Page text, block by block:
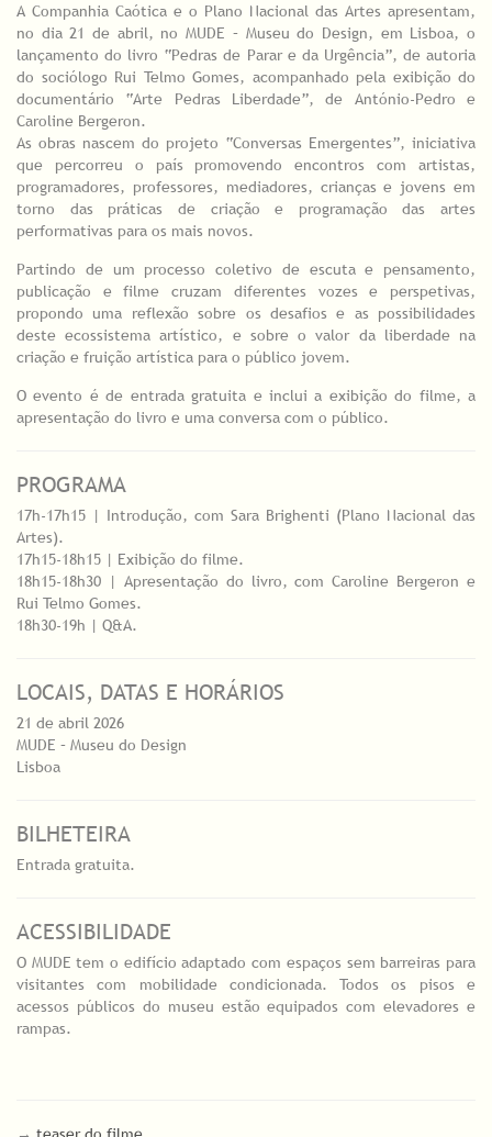
A Companhia Caótica e o Plano Nacional das Artes apresentam,
no dia 21 de abril, no MUDE – Museu do Design, em Lisboa, o
lançamento do livro “Pedras de Parar e da Urgência”, de autoria
do sociólogo Rui Telmo Gomes, acompanhado pela exibição do
documentário “Arte Pedras Liberdade”, de António-Pedro e
Caroline Bergeron.
As obras nascem do projeto “Conversas Emergentes”, iniciativa
que percorreu o país promovendo encontros com artistas,
programadores, professores, mediadores, crianças e jovens em
torno das práticas de criação e programação das artes
performativas para os mais novos.
Partindo de um processo coletivo de escuta e pensamento,
publicação e filme cruzam diferentes vozes e perspetivas,
propondo uma reflexão sobre os desafios e as possibilidades
deste ecossistema artístico, e sobre o valor da liberdade na
criação e fruição artística para o público jovem.
O evento é de entrada gratuita e inclui a exibição do filme, a
apresentação do livro e uma conversa com o público.
PROGRAMA
17h-17h15 | Introdução, com Sara Brighenti (Plano Nacional das
Artes).
17h15-18h15 | Exibição do filme.
18h15-18h30 | Apresentação do livro, com Caroline Bergeron e
Rui Telmo Gomes.
18h30-19h | Q&A.
LOCAIS, DATAS E HORÁRIOS
21 de abril 2026
MUDE – Museu do Design
Lisboa
BILHETEIRA
Entrada gratuita.
ACESSIBILIDADE
O MUDE tem o edifício adaptado com espaços sem barreiras para
visitantes com mobilidade condicionada. Todos os pisos e
acessos públicos do museu estão equipados com elevadores e
rampas.